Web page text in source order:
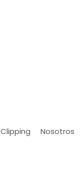
Clipping Nosotros